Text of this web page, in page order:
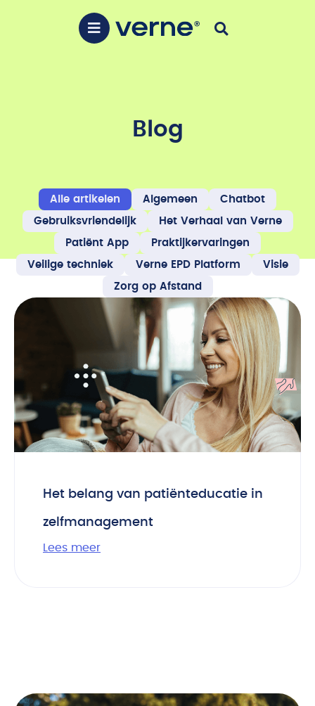
Blog
Algemeen Chatbot
Gebruiksvriendelijk Het Verhaal van Verne
Patiënt App Praktijkervaringen
Veilige techniek Verne EPD Platform Visie
Zorg op Afstand
Alle artikelen
Het belang van patiënteducatie in
zelfmanagement
Lees meer